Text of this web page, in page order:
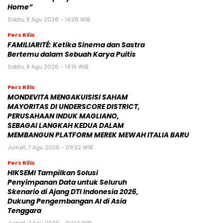
Home”
Sabtu, 8 Agu 2026 - 14:26 WIB
Pers Rilis
FAMILIARITÉ: Ketika Sinema dan Sastra
Bertemu dalam Sebuah Karya Puitis
Sabtu, 8 Agu 2026 - 14:19 WIB
Pers Rilis
MONDEVITA MENGAKUISISI SAHAM
MAYORITAS DI UNDERSCORE DISTRICT,
PERUSAHAAN INDUK MAGLIANO,
SEBAGAI LANGKAH KEDUA DALAM
MEMBANGUN PLATFORM MEREK MEWAH ITALIA BARU
Jumat, 7 Agu 2026 - 09:32 WIB
Pers Rilis
HIKSEMI Tampilkan Solusi
Penyimpanan Data untuk Seluruh
Skenario di Ajang DTI Indonesia 2026,
Dukung Pengembangan AI di Asia
Tenggara